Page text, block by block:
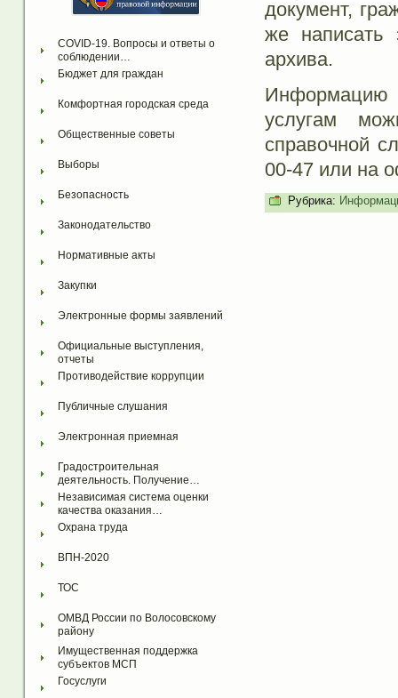
COVID-19. Вопросы и ответы о
соблюдении…
Бюджет для граждан
Комфортная городская среда
Общественные советы
Выборы
Безопасность
Законодательство
Нормативные акты
Закупки
Электронные формы заявлений
Официальные выступления,
отчеты
Противодействие коррупции
Публичные слушания
Электронная приемная
Градостроительная
деятельность. Получение…
Независимая система оценки
качества оказания…
Охрана труда
ВПН-2020
ТОС
ОМВД России по Волосовскому
району
Имущественная поддержка
субъектов МСП
Госуслуги
документ,
же
архива.
Информацию
услугам
справочной
00-47 или на
Рубрика: